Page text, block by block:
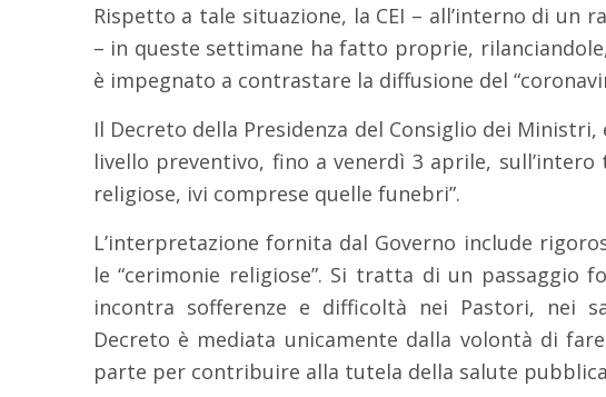
Rispetto a tale situazione, la CEI – all’interno di
– in queste settimane ha fatto proprie,
è impegnato a contrastare la diffusione del
Il Decreto della Presidenza del Consiglio dei
livello preventivo, fino a venerdì 3 aprile,
religiose, ivi comprese quelle funebri”.
L’interpretazione fornita dal Governo include
le “cerimonie religiose”. Si tratta di un passaggio
incontra sofferenze e difficoltà nei Pastori, nei
Decreto è mediata unicamente dalla volontà di
parte per contribuire alla tutela della salute